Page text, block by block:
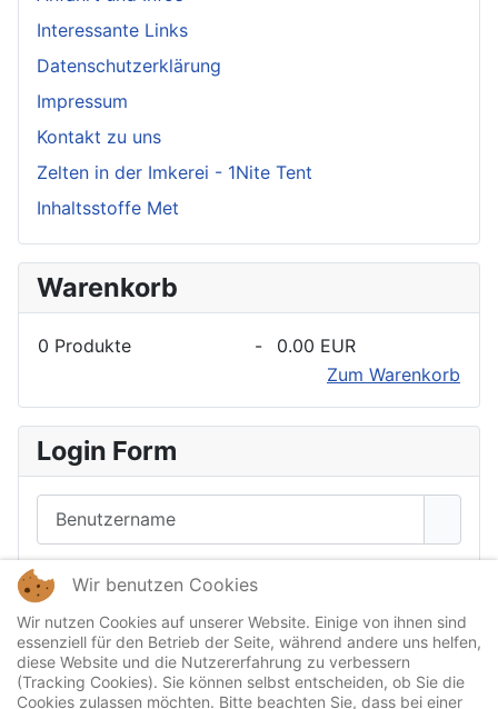
Interessante Links
Datenschutzerklärung
Impressum
Kontakt zu uns
Zelten in der Imkerei - 1Nite Tent
Inhaltsstoffe Met
Warenkorb
0 Produkte -
0.00 EUR
Zum Warenkorb
Login Form
Passwort
Angemeldet bleiben
Anmelden
Wir benutzen Cookies
Wir nutzen Cookies auf unserer Website. Einige von ihnen sind
essenziell für den Betrieb der Seite, während andere uns helfen,
diese Website und die Nutzererfahrung zu verbessern
(Tracking Cookies). Sie können selbst entscheiden, ob Sie die
Cookies zulassen möchten. Bitte beachten Sie, dass bei einer